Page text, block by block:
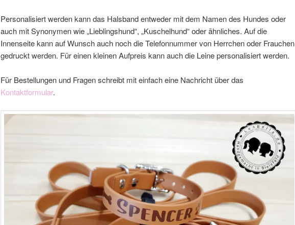
Personalisiert werden kann das Halsband entweder mit dem Namen des Hundes oder
auch mit Synonymen wie „Lieblingshund“, „Kuschelhund“ oder ähnliches. Auf die
Innenseite kann auf Wunsch auch noch die Telefonnummer von Herrchen oder Frauchen
gedruckt werden. Für einen kleinen Aufpreis kann auch die Leine personalisiert werden.
Für Bestellungen und Fragen schreibt mit einfach eine Nachricht über das
Kontaktformular.